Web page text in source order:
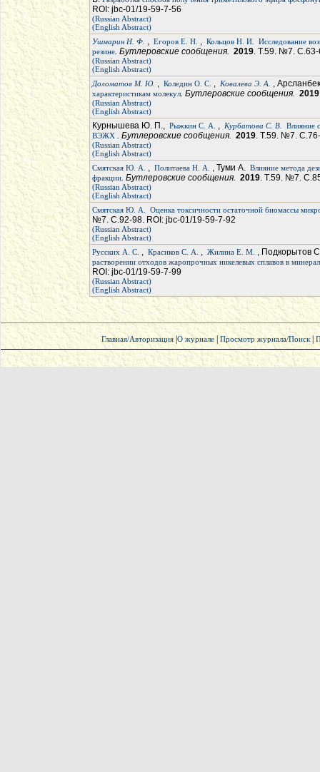
ROI: jbc-01/19-59-7-56
(Russian Abstract)
(English Abstract)
Ушмарин Н. Ф. , Егоров Е. Н. , Кольцов Н. И.
Исследование
резине. Бутлеровские сообщения. 2019. Т.59. №7. С.63-
(Russian Abstract)
(English Abstract)
Доломатов М. Ю. , Коледин О. С. , Ковалева Э. А. ,
характеристикам молекул. Бутлеровские сообщения. 2019
(Russian Abstract)
(English Abstract)
Курнышева Ю. П., Рыжкин С. А. , Курбатова С. В.
Влияние
ВЭЖХ . Бутлеровские сообщения. 2019. Т.59. №7.
(Russian Abstract)
(English Abstract)
Смятская Ю. А.
, Политаева Н. А. , Туми А. Влияние метода
фракции. Бутлеровские сообщения. 2019. Т.59. №7.
(Russian Abstract)
(English Abstract)
Смятская Ю. А.
Оценка токсичности остаточной биомассы
№7. С.92-98. ROI: jbc-01/19-59-7-92
(Russian Abstract)
(English Abstract)
Русских А. С. , Красиков С. А. , Жилина Е. М. , Подкорытов
растворении отходов жаропрочных никелевых сплавов в
ROI: jbc-01/19-59-7-99
(Russian Abstract)
(English Abstract)
Главная/Авторизация| О журнале|Просмотр журнала/Поиск|